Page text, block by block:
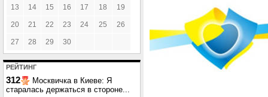
13 14 15 16 17 18 19
20 21 22 23 24 25 26
27 28 29 30
РЕЙТИНГ
312
Москвичка в Киеве: Я
старалась держаться в стороне...